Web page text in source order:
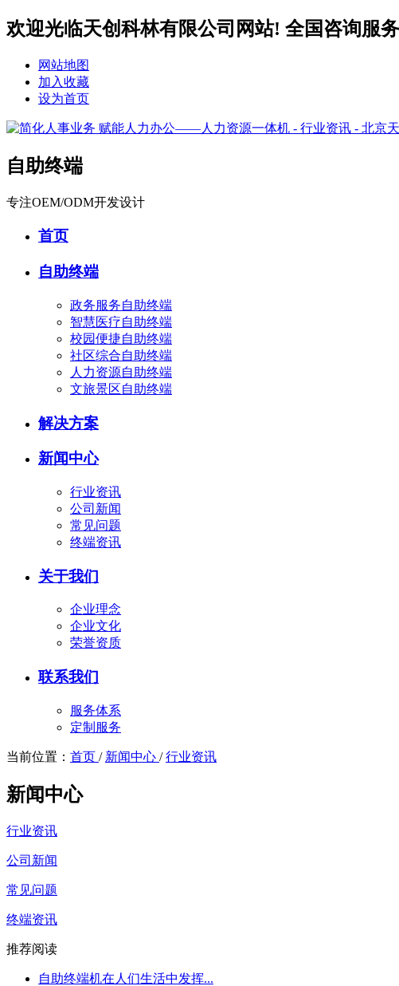
欢迎光临天创科林有限公司网站! 全国咨询服
网站地图
加入收藏
设为首页
自助终端
专注OEM/ODM开发设计
首页
自助终端
政务服务自助终端
智慧医疗自助终端
校园便捷自助终端
社区综合自助终端
人力资源自助终端
文旅景区自助终端
解决方案
新闻中心
行业资讯
公司新闻
常见问题
终端资讯
关于我们
企业理念
企业文化
荣誉资质
联系我们
服务体系
定制服务
当前位置： 首页 / 新闻中心 /行业资讯
新闻中心
行业资讯
公司新闻
常见问题
终端资讯
推荐阅读
自助终端机在人们生活中发挥...